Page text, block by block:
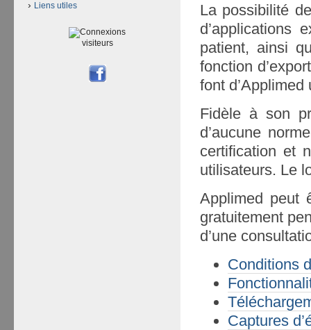
La possibilité
d’applications
patient, ainsi
fonction
font
Fidèle à son
d’aucune
certification et
utilisateurs. Le
Applimed peut
gratuitement
d’une
Conditions
Captures
Liens utiles
visiteurs